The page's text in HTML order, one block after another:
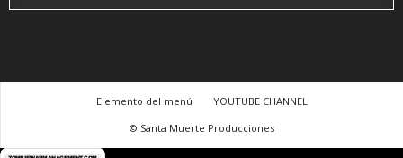
Elemento del menú
YOUTUBE CHANNEL
© Santa Muerte Producciones